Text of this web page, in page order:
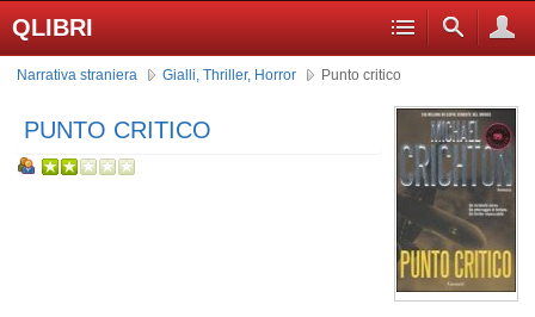
QLIBRI
Narrativa straniera Gialli, Thriller, Horror Punto critico
PUNTO CRITICO